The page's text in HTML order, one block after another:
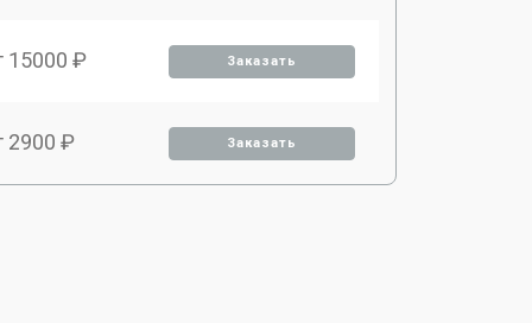
15000 ₽ Заказать
2900 ₽ Заказать